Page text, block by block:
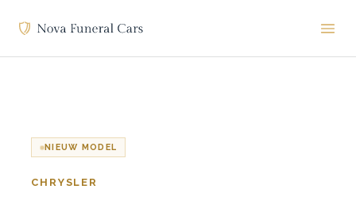
NIEUW MODEL
CHRYSLER